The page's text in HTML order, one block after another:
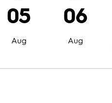
05
Aug
06
Aug